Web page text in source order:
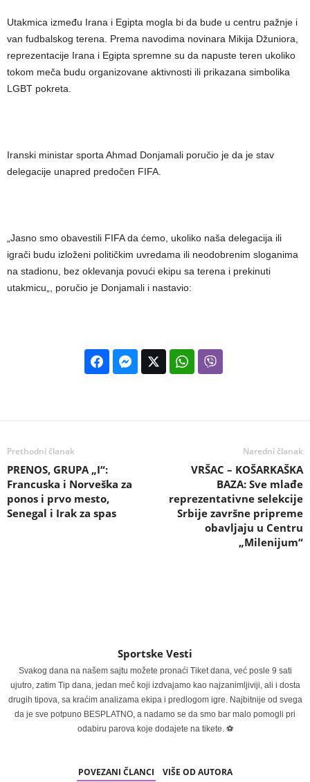
Utakmica između Irana i Egipta mogla bi da bude u centru pažnje i
van fudbalskog terena. Prema navodima novinara Mikija Džuniora,
reprezentacije Irana i Egipta spremne su da napuste teren ukoliko
tokom meča budu organizovane aktivnosti ili prikazana simbolika
LGBT pokreta.
Iranski ministar sporta Ahmad Donjamali poručio je da je stav
delegacije unapred predočen FIFA.
„Jasno smo obavestili FIFA da ćemo, ukoliko naša delegacija ili
igrači budu izloženi političkim uvredama ili neodobrenim sloganima
na stadionu, bez oklevanja povući ekipu sa terena i prekinuti
utakmicu„, poručio je Donjamali i nastavio:
Prethodni članak
PRENOS, GRUPA „I“:
Francuska i Norveška za
ponos i prvo mesto,
Senegal i Irak za spas
Naredni članak
VRŠAC – KOŠARKAŠKA
BAZA: Sve mlađe
reprezentativne selekcije
Srbije završne pripreme
obavljaju u Centru
„Milenijum“
Sportske Vesti
Svakog dana na našem sajtu možete pronaći Tiket dana, već posle 9 sati
ujutro, zatim Tip dana, jedan meč koji izdvajamo kao najzanimljiviji, ali i dosta
drugih tipova, sa kraćim analizama ekipa i predlogom igre. Najbitnije od svega
da je sve potpuno BESPLATNO, a nadamo se da smo bar malo pomogli pri
odabiru parova koje dodajete na tikete. ⚽
POVEZANI ČLANCI VIŠE OD AUTORA